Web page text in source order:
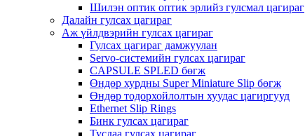
Шилэн оптик оптик эрлийз гулсмал цагираг
Далайн гулсах цагираг
Аж үйлдвэрийн гулсах цагираг
Гулсах цагираг дамжуулан
Servo-системийн гулсах цагираг
CAPSULE SPLED бөгж
Өндөр хурдны Super Miniature Slip бөгж
Өндөр тодорхойлолтын хуудас цагиргууд
Ethernet Slip Rings
Бинк гулсах цагираг
Тусдаа гулсах цагираг